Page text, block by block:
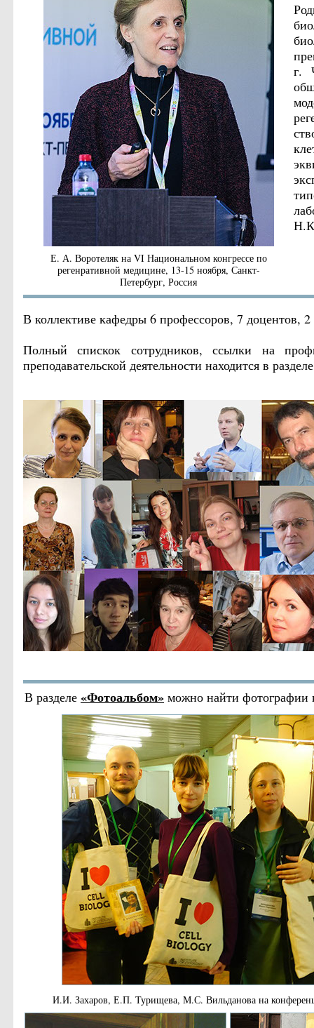
г.
Е. А. Воротеляк на VI Национальном конгрессе по
регенративной медицине, 13-15 ноября, Санкт-
Петербург, Россия
В коллективе кафедры 6 профессоров, 7 доцентов,
Полный спискок сотрудников, ссылки на
преподавательской деятельности находится в
В разделе «Фотоальбом» можно найти фотографии
И.И. Захаров, Е.П. Турищева, М.С. Вильданова на